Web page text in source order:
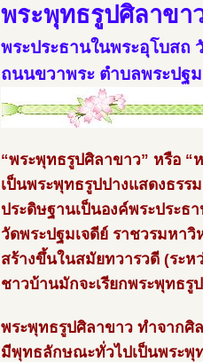
พระพุทธรูปศิลาขา
พระประธานในพระอุโบสถ
ถนนขวาพระ ตำบลพระปฐ
“พระพุทธรูปศิลาขาว” หรือ “
เป็นพระพุทธรูปปางแสดงธรรม
ประดิษฐานเป็นองค์พระประธ
วัดพระปฐมเจดีย์ ราชวรมหาวิ
สร้างขึ้นในสมัยทวารวดี (ระ
ชาวบ้านมักจะเรียกพระพุทธรู
พระพุทธรูปศิลาขาว ทำจากศิ
มีพุทธลักษณะทั่วไปเป็นพระพุ